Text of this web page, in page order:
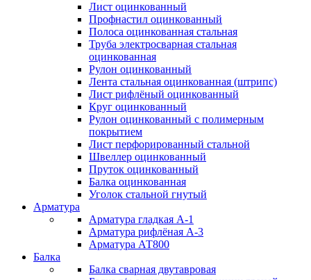
Лист оцинкованный
Профнастил оцинкованный
Полоса оцинкованная стальная
Труба электросварная стальная
оцинкованная
Рулон оцинкованный
Лента стальная оцинкованная (штрипс)
Лист рифлёный оцинкованный
Круг оцинкованный
Рулон оцинкованный с полимерным
покрытием
Лист перфорированный стальной
Швеллер оцинкованный
Пруток оцинкованный
Балка оцинкованная
Уголок стальной гнутый
Арматура
Арматура гладкая А-1
Арматура рифлёная А-3
Арматура АТ800
Балка
Балка сварная двутавровая